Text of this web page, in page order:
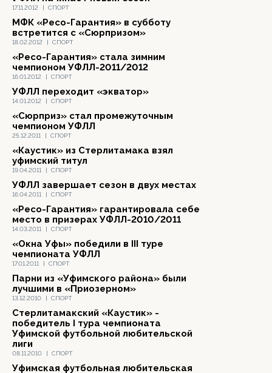
17.11.2012 | СПОРТ
18.02.2012 | СПОРТ
МФК «Ресо-Гарантия» в субботу
встретится с «Сюрпризом»
16.01.2012 | СПОРТ
«Ресо-Гарантия» стала зимним
чемпионом УФЛЛ-2011/2012
14.01.2012 | СПОРТ
УФЛЛ переходит «экватор»
25.12.2011 | СПОРТ
«Сюрприз» стал промежуточным
чемпионом УФЛЛ
19.04.2011 | СПОРТ
«Каустик» из Стерлитамака взял
уфимский титул
16.04.2011 | СПОРТ
УФЛЛ завершает сезон в двух местах
14.03.2011 | СПОРТ
«Ресо-Гарантия» гарантировала себе
место в призерах УФЛЛ-2010/2011
17.01.2011 | СПОРТ
«Окна Уфы» победили в III туре
чемпионата УФЛЛ
13.12.2010 | СПОРТ
Парни из «Уфимского района» были
лучшими в «Приозерном»
08.11.2010 | СПОРТ
Стерлитамакский «Каустик» -
победитель I тура чемпионата
Уфимской футбольной любительской
лиги
Уфимская футбольная любительская